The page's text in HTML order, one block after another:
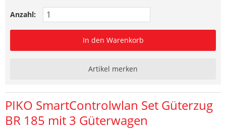
Anzahl:
In den Warenkorb
Artikel merken
PIKO SmartControlwlan Set Güterzug
BR 185 mit 3 Güterwagen